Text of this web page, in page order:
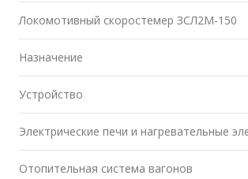
Локомотивный скоростемер ЗСЛ2М-150
Назначение
Устройство
Электрические печи и нагревательные
Отопительная система вагонов